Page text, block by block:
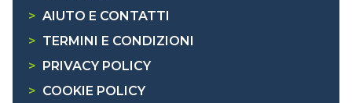
> AIUTO E CONTATTI
> TERMINI E CONDIZIONI
>
PRIVACY POLICY
> COOKIE POLICY